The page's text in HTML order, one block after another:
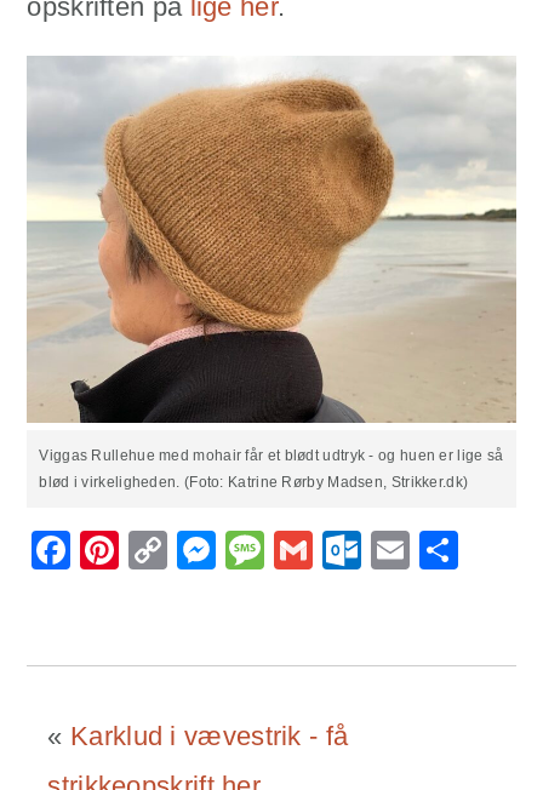
opskriften på lige her.
Viggas Rullehue med mohair får et blødt udtryk - og huen er lige så
blød i virkeligheden. (Foto: Katrine Rørby Madsen, Strikker.dk)
Facebook
Pinterest
CopyMessenger
Message
Gmail Email
« Karklud i vævestrik - få